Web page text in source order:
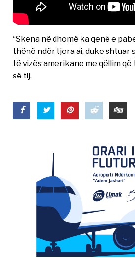
“Skena në dhomë ka qenë e
thënë ndër tjera ai, duke shtuar
të vizës amerikane me qëllim që
së tij.